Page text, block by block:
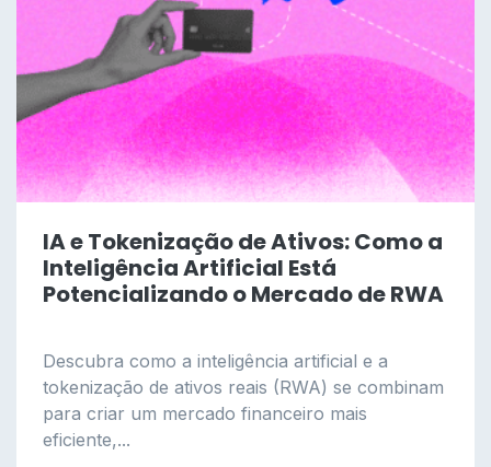
IA e Tokenização de Ativos: Como a
Inteligência Artificial Está
Potencializando o Mercado de RWA
Descubra como a inteligência artificial e a
tokenização de ativos reais (RWA) se combinam
para criar um mercado financeiro mais
eficiente,...